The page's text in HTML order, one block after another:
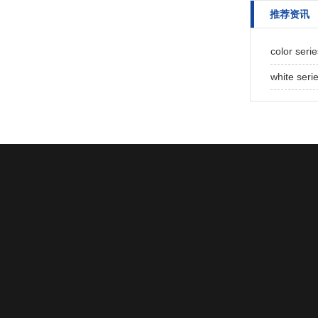
推荐资讯
color
white